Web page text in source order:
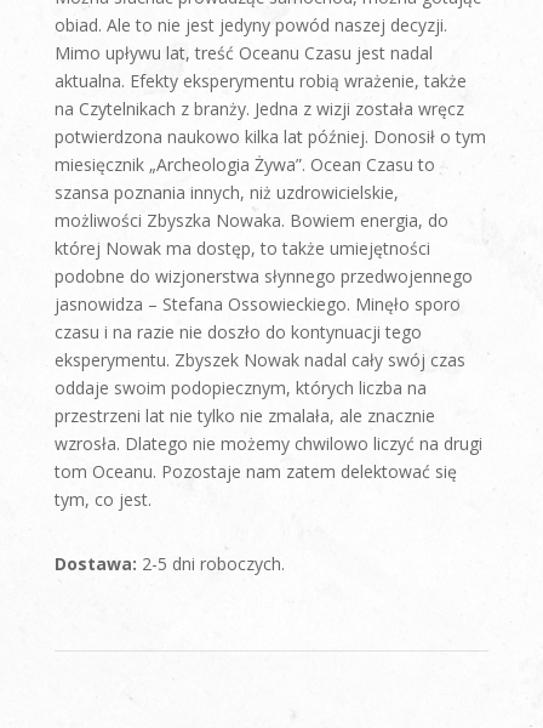
obiad. Ale to nie jest jedyny powód naszej decyzji.
Mimo upływu lat, treść Oceanu Czasu jest nadal
aktualna. Efekty eksperymentu robią wrażenie, także
na Czytelnikach z branży. Jedna z wizji została wręcz
potwierdzona naukowo kilka lat później. Donosił o tym
miesięcznik „Archeologia Żywa”. Ocean Czasu to
szansa poznania innych, niż uzdrowicielskie,
możliwości Zbyszka Nowaka. Bowiem energia, do
której Nowak ma dostęp, to także umiejętności
podobne do wizjonerstwa słynnego przedwojennego
jasnowidza – Stefana Ossowieckiego. Minęło sporo
czasu i na razie nie doszło do kontynuacji tego
eksperymentu. Zbyszek Nowak nadal cały swój czas
oddaje swoim podopiecznym, których liczba na
przestrzeni lat nie tylko nie zmalała, ale znacznie
wzrosła. Dlatego nie możemy chwilowo liczyć na drugi
tom Oceanu. Pozostaje nam zatem delektować się
tym, co jest.
Dostawa: 2-5 dni roboczych.